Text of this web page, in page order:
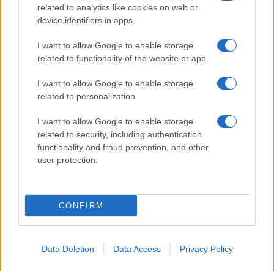
related to analytics like cookies on web or
device identifiers in apps.
I want to allow Google to enable storage
related to functionality of the website or app.
I want to allow Google to enable storage
related to personalization.
I want to allow Google to enable storage
related to security, including authentication
functionality and fraud prevention, and other
user protection.
CONFIRM
Data Deletion Data Access Privacy Policy